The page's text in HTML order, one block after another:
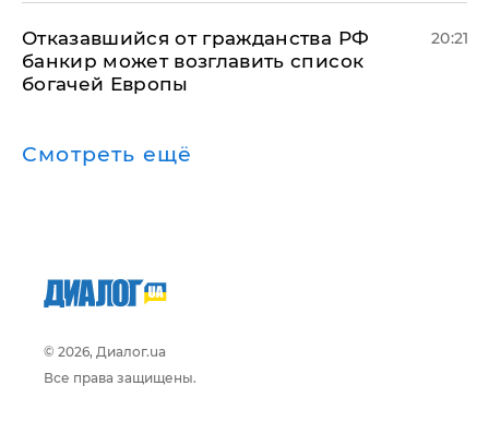
Отказавшийся от гражданства РФ
банкир может возглавить список
богачей Европы
20:21
Смотреть ещё
© 2026, Диалог.ua
Все права защищены.